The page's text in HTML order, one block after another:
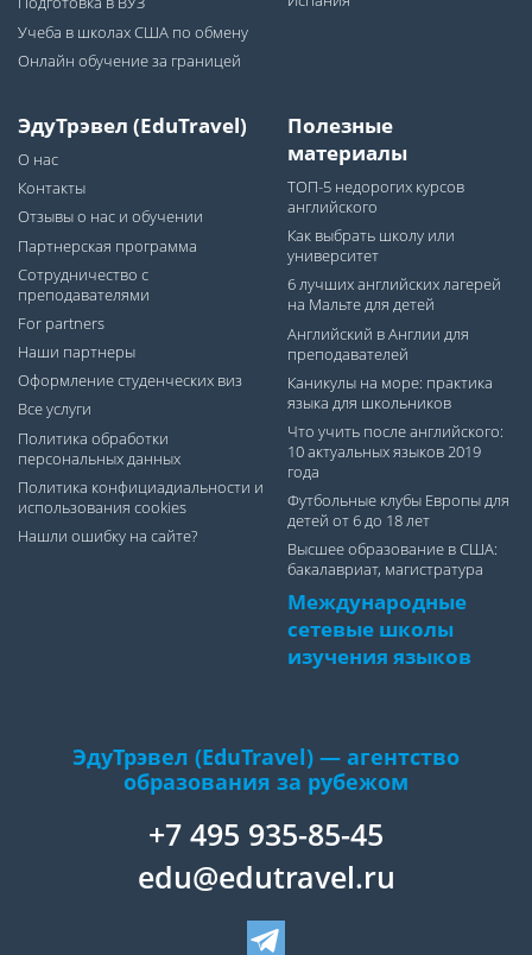
Учеба в школах США по обмену
Онлайн обучение за границей
ЭдуТрэвел (EduTravel)
О нас
Контакты
Отзывы о нас и обучении
Партнерская программа
Сотрудничество с
преподавателями
For partners
Наши партнеры
Оформление студенческих виз
Все услуги
Политика обработки
персональных данных
Политика конфициадиальности и
использования cookies
Нашли ошибку на сайте?
Полезные
материалы
ТОП-5 недорогих курсов
английского
Как выбрать школу или
университет
6 лучших английских лагерей
на Мальте для детей
Английский в Англии для
преподавателей
Каникулы на море: практика
языка для школьников
Что учить после английского:
10 актуальных языков 2019
года
Футбольные клубы Европы для
детей от 6 до 18 лет
Высшее образование в США:
бакалавриат, магистратура
Международные
сетевые школы
изучения языков
ЭдуТрэвел (EduTravel) — агентство
образования за рубежом
+7 495 935-85-45
edu@edutravel.ru